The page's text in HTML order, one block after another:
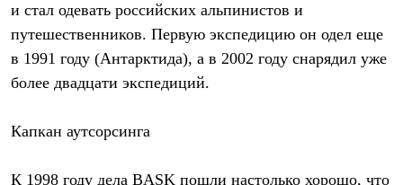
и стал одевать российских альпинистов и
путешественников. Первую экспедицию он одел еще
в 1991 году (Антарктида), а в 2002 году снарядил уже
более двадцати экспедиций.
Капкан аутсорсинга
К 1998 году дела BASK пошли настолько хорошо, что